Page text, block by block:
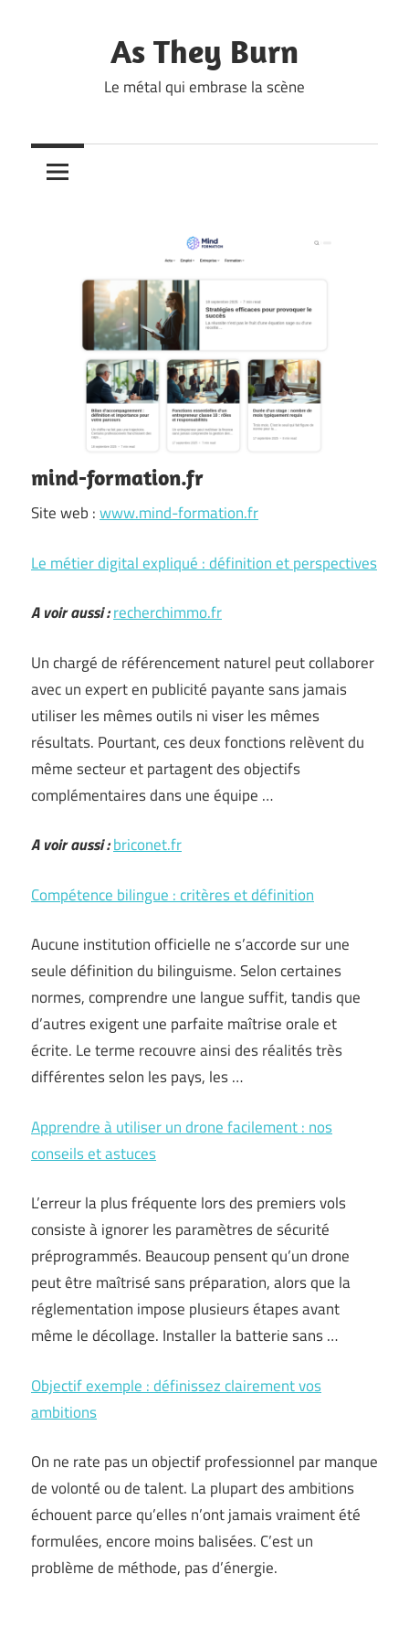
As They Burn
Le métal qui embrase la scène
mind-formation.fr
Site web :www.mind-formation.fr
Le métier digital expliqué : définition et perspectives
A voir aussi :recherchimmo.fr
Un chargé de référencement naturel peut collaborer
avec un expert en publicité payante sans jamais
utiliser les mêmes outils ni viser les mêmes
résultats. Pourtant, ces deux fonctions relèvent du
même secteur et partagent des objectifs
complémentaires dans une équipe …
A voir aussi :briconet.fr
Compétence bilingue : critères et définition
Aucune institution officielle ne s’accorde sur une
seule définition du bilinguisme. Selon certaines
normes, comprendre une langue suffit, tandis que
d’autres exigent une parfaite maîtrise orale et
écrite. Le terme recouvre ainsi des réalités très
différentes selon les pays, les …
Apprendre à utiliser un drone facilement : nos
conseils et astuces
L’erreur la plus fréquente lors des premiers vols
consiste à ignorer les paramètres de sécurité
préprogrammés. Beaucoup pensent qu’un drone
peut être maîtrisé sans préparation, alors que la
réglementation impose plusieurs étapes avant
même le décollage. Installer la batterie sans …
Objectif exemple : définissez clairement vos
ambitions
On ne rate pas un objectif professionnel par manque
de volonté ou de talent. La plupart des ambitions
échouent parce qu’elles n’ont jamais vraiment été
formulées, encore moins balisées. C’est un
problème de méthode, pas d’énergie.